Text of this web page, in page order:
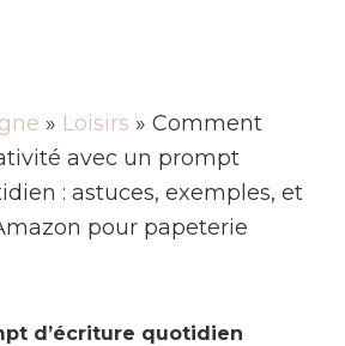
» Loisirs » Comment
avec un prompt
: astuces, exemples, et
pour papeterie
d’écriture quotidien